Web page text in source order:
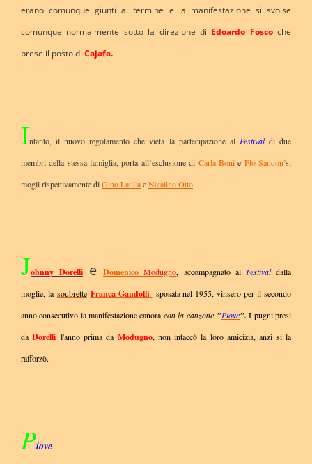
erano comunque giunti al termine e la manifestazione si svolse
comunque normalmente sotto la direzione di Edoardo Fosco che
prese il posto di Cajafa.
Intanto, il nuovo regolamento che vieta la partecipazione al Festivaldi due
membri della stessa famiglia, porta all’esclusione di Carla Boni e Flo Sandon’s,
mogli rispettivamente diGino LatillaeNatalino Otto.
Johnny Dorelli e Domenico Modugno, accompagnato al Festivaldalla
moglie, la soubrette Franca Gandolfi sposata nel 1955,vinsero per il secondo
anno consecutivo la manifestazione canora con la canzone"Piove". I pugni presi
da Dorelli l'anno prima da Modugno, non intaccò la loro amicizia, anzi si la
rafforzò.
Piove